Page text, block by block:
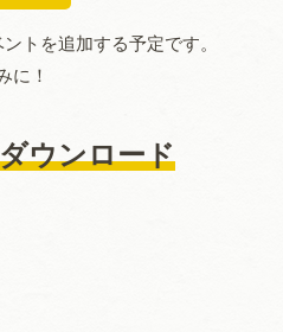
トを追加する予定です。
に！
ウンロード